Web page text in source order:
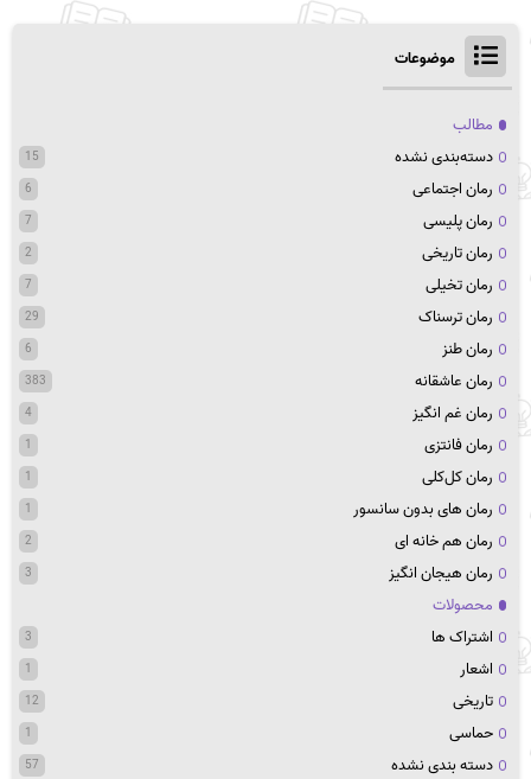
موضوعات
مطالب
دسته‌بندی نشده
15
رمان اجتماعی 6
رمان پلیسی 7
رمان تاریخی 2
رمان تخیلی 7
رمان ترسناک 29
رمان طنز 6
رمان عاشقانه 383
رمان غم انگیز 4
رمان فانتزی 1
رمان کل‌کلی 1
رمان های بدون سانسور 1
رمان هم خانه ای 2
رمان هیجان انگیز 3
محصولات
اشتراک ها
3
اشعار 1
تاریخی 12
حماسی 1
دسته بندی نشده 57